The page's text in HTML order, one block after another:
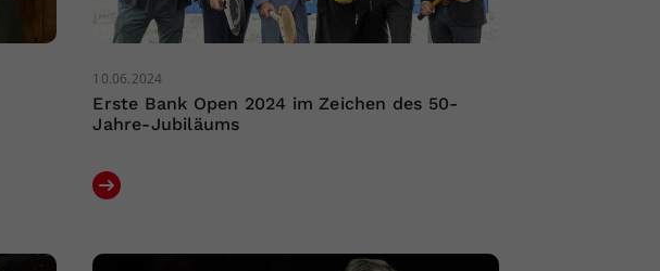
10.06.2024
Erste Bank Open 2024 im Zeichen des 50-
Jahre-Jubiläums